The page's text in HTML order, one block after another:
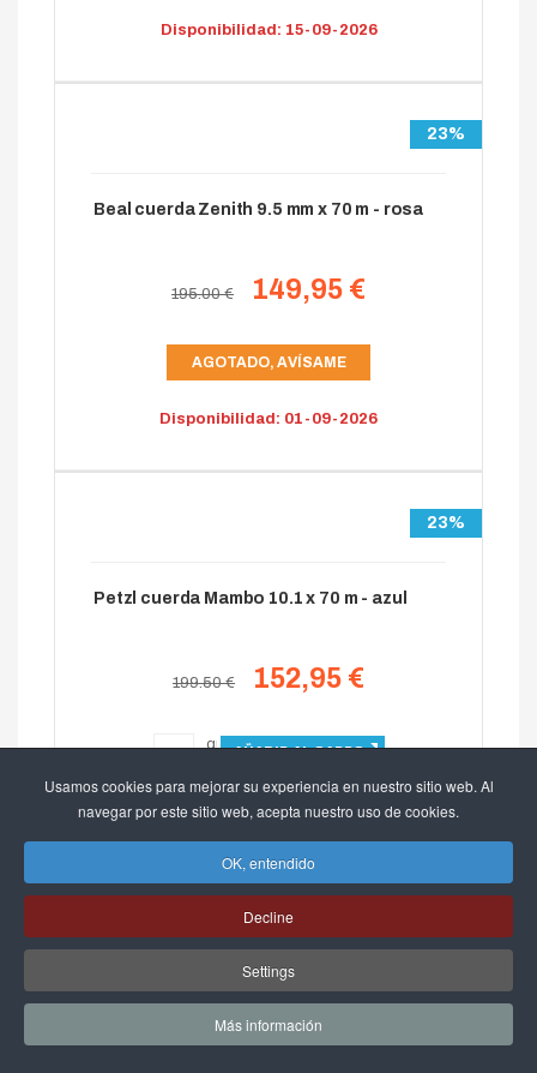
Usamos cookies para mejorar su experiencia en nuestro sitio web. Al
navegar por este sitio web, acepta nuestro uso de cookies.
OK, entendido
Decline
Settings
Más información
Disponibilidad: 15-09-2026
23%
Beal cuerda Zenith 9.5 mm x 70 m - rosa
195.00 € 149,95 €
AGOTADO, AVÍSAME
Disponibilidad: 01-09-2026
23%
Petzl cuerda Mambo 10.1 x 70 m - azul
199.50 € 152,95 €
22%